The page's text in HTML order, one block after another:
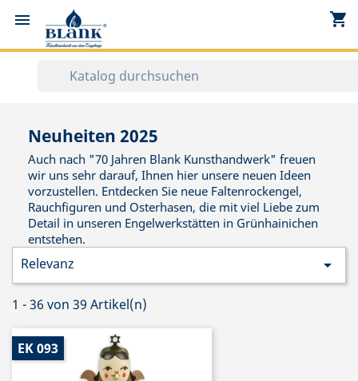
 shopping_cart
Neuheiten 2025
Auch nach "70 Jahren Blank Kunsthandwerk" freuen
wir uns sehr darauf, Ihnen hier unsere neuen Ideen
vorzustellen. Entdecken Sie neue Faltenrockengel,
Rauchfiguren und Osterhasen, die mit viel Liebe zum
Detail in unseren Engelwerkstätten in Grünhainichen
entstehen.
Relevanz 
1 - 36 von 39 Artikel(n)
EK 093